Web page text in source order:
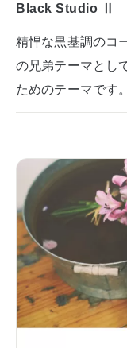
Black Studio Ⅱ
精悍な黒基調のコ
の兄弟テーマとし
ためのテーマです